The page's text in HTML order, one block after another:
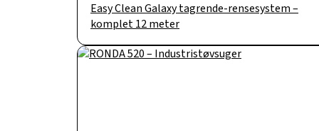
Easy Clean Galaxy tagrende-rensesystem –
komplet 12 meter